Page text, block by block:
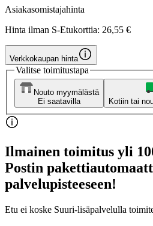
Asiakasomistajahinta
Hinta ilman S-Etukorttia: 26,55 €
Verkkokaupan hinta
Valitse toimitustapa
Nouto myymälästä
Ei saatavilla
Kotiin tai
Ilmainen toimitus yli
Postin
palvelupisteeseen!
Etu ei koske Suuri‑lisäpalvelulla